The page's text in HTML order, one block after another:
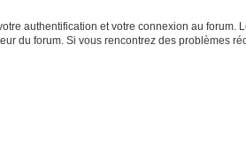
authentification et votre connexion au forum.
du forum. Si vous rencontrez des problèmes